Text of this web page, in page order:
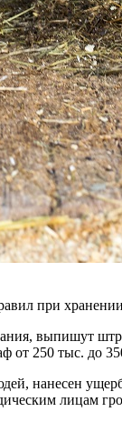
при
выпишут
от 250 тыс. до
нанесен
лицам